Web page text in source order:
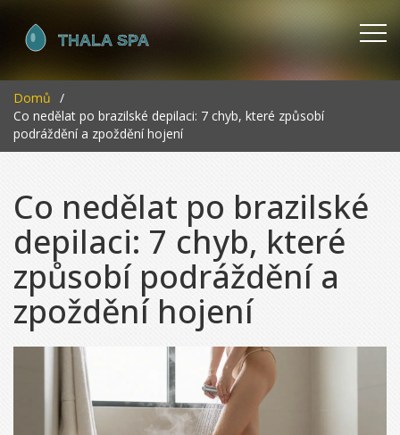
Domů
Co nedělat po brazilské depilaci: 7 chyb, které způsobí
podráždění a zpoždění hojení
Co nedělat po brazilské
depilaci: 7 chyb, které
způsobí podráždění a
zpoždění hojení